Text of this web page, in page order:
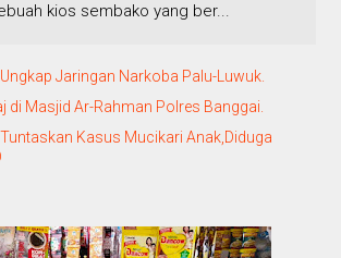
kios sembako yang ber...
Jaringan Narkoba Palu-Luwuk.
di Masjid Ar-Rahman Polres Banggai.
Kasus Mucikari Anak,Diduga